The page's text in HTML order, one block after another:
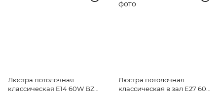
Люстра потолочная
классическая E14 60W BZ
Люстра потолочная
классическая в зал E27 60W